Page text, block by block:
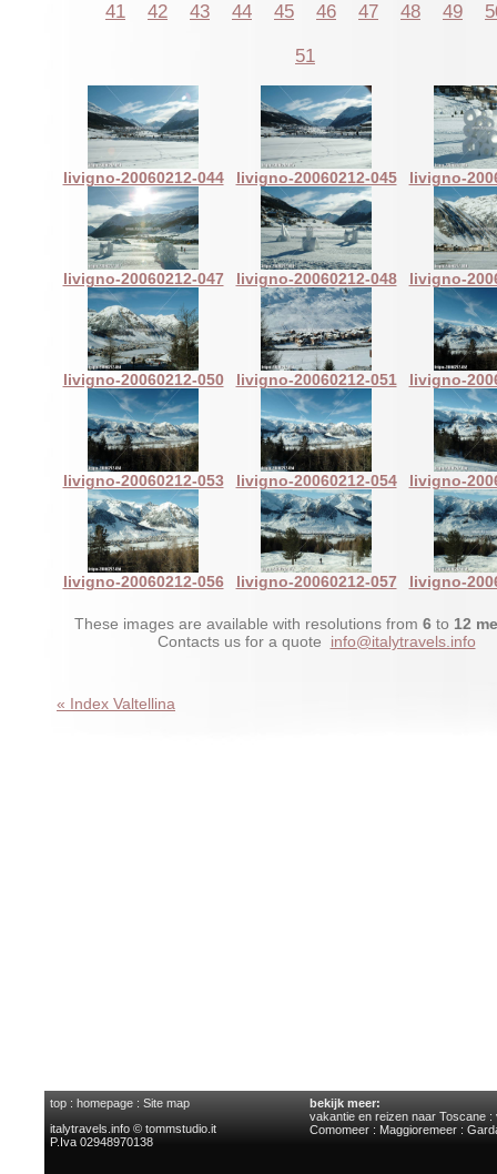
41 42 43 44 45 46 47 48 49
51
livigno-20060212-044 livigno-20060212-045 livigno-
livigno-20060212-047 livigno-20060212-048 livigno-
livigno-20060212-050 livigno-20060212-051 livigno-
livigno-20060212-053 livigno-20060212-054 livigno-
livigno-20060212-056 livigno-20060212-057 livigno-
These images are available with resolutions from 6 to 12
Contacts us for a quote info@italytravels.info
« Index Valtellina
top : homepage : Site map
italytravels.info © tommstudio.it
P.Iva 02948970138
bekijk meer:
vakantie en reizen naar Toscane :
Comomeer : Maggioremeer :